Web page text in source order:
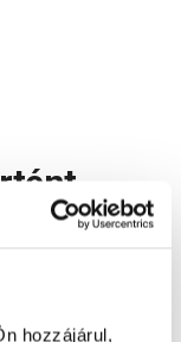
hozzájárul,